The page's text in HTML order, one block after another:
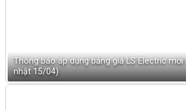
Thông báo áp dụng bảng giá LS Electric mới
nhật 15/04)